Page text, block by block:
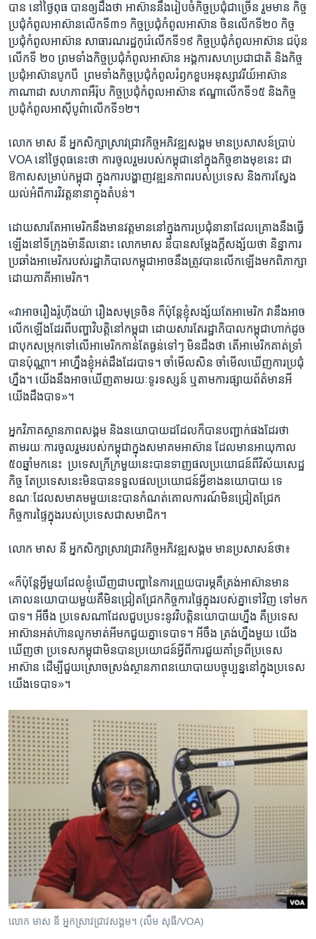
បាន ​នៅថ្ងៃ​ពុធ​ បាន​ឲ្យដឹង​ថា​ អាស៊ាន​នឹង​រៀបចំ​កិច្ច​ប្រជុំ​ជាច្រើន​ រួម​មាន​ កិច្ច
ប្រជុំ​កំពូល​អាស៊ាន​លើក​ទី​៣១ ​កិច្ច​ប្រជុំ​កំពូល​អាស៊ាន ចិន​លើក​ទី២០​ កិច្ច
ប្រជុំ​កំពូល​អាស៊ាន សាធារណ​រដ្ឋ​កូរ៉េ​លើក​ទី​១៩​ ​កិច្ចប្រជុំ​កំពូល​អាស៊ាន ជប៉ុន​
លើក​ទី​ ២០​ ព្រម​ទាំង​កិច្ច​ប្រជុំ​កំពូល​អាស៊ាន​ ​អង្គការ​សហ​ប្រជាជាតិ​ និង​កិច្ច
ប្រជុំ​អាស៊ាន​បូក​បី​ ​ ព្រមទាំង​កិច្ចប្រជុំ​កំពូល​រំឭក​ខួប​អនុស្សាវរីយ៍​អាស៊ាន​
កាណាដា​ សហភាព​អឺរ៉ុប​ ​កិច្ចប្រជុំ​កំពូល​អាស៊ាន ឥណ្ឌា​លើក​ទី​១៥ ​និង​កិច្ច​
ប្រជុំ​កំពូល​អាស៊ី​បូព៌ា​លើក​ទី​១២។​
លោក​ មាស​ នី​ អ្នក​សិក្សា​ស្រាវជ្រាវ​កិច្ច​អភិវឌ្ឍ​សង្គម​ មាន​ប្រសាសន៍​ប្រាប់​
VOA ​នៅ​ថ្ងៃ​ពុធ​នេះ​ថា​ ​ការ​ចូលរួម​របស់​កម្ពុជា​នៅ​ក្នុង​កិច្ច​ខាង​មុខ​នេះ​ ជា​
ឱកាស​សម្រាប់​កម្ពុជា​ ​ក្នុង​ការ​បង្ហាញ​វឌ្ឍនភាព​របស់​ប្រទេស​ ​និង​ការ​ស្វែង​
យល់​អំពី​ការ​វិវត្ត​នានា​ក្នុង​តំបន់។​
ដោយសារ​តែ​អាមេរិក​នឹង​មាន​វត្តមាន​នៅ​ក្នុង​ការ​ប្រជុំនានា​ដែល​គ្រោង​នឹង​ធ្វើ​
ឡើង​នៅ​ទីក្រុង​ម៉ានីល​នោះ​ ​លោក​មាស នី​បាន​សម្តែងក្តី​សង្ស័យ​ថា​ ​និន្នាការ​
ប្រឆាំង​អាមេរិក​របស់​រដ្ឋាភិបាល​កម្ពុជា​អាច​នឹង​ត្រូវបាន​លើក​ឡើង​មក​ពិភាក្សា​
ដោយ​ភាគី​អាមេរិក។​
«វា​អាច​រឿង​រ៉ូហ៊ីងយ៉ា​ រឿង​សមុទ្រ​ចិន​ ក៏​ប៉ុន្តែ​ខ្ញុំ​សង្ស័យ​តែ​អាមេរិក ​វា​នឹង​អាច​
លើក​ឡើង​ដែរ​ពី​បញ្ហា​វិបត្តិ​នៅ​កម្ពុជា​ ដោយ​សារតែ​រដ្ឋាភិបាល​កម្ពុជា​ហាក់ដូច​
ជា​បុក​សម្រុក​ទៅលើ​អាមេរិក​កាន់​តែ​ធ្ងន់ទៅៗ​ មិន​ដឹង​ថា​ ​តើ​អាមេរិក​គាត់​ទ្រាំ​
បាន​ប៉ុណ្ណា។​ អាហ្នឹង​ខ្ញុំ​អត់​ដឹង​ដែរ​បាទ។ ​ចាំមើល​សិន​ ចាំ​មើល​ឃើញ​ការ​ប្រជុំ​
ហ្នឹង។ យើង​នឹង​អាច​ឃើញ​តាម​រយៈ​ទូរទស្សន៍​ ឬ​តាម​ការ​ផ្សាយ​ព័ត៌មាន​អី​
យើង​ដឹង​បាទ»។​
អ្នក​វិភាគ​ស្ថាន​ភាព​សង្គម​ និង​នយោបាយ​ដដែល​ក៏​បាន​បញ្ជាក់​ផង​ដែរ​ថា​
តាមរយៈ​ការ​ចូលរួម​របស់​កម្ពុជា​ក្នុង​សមាគម​អាស៊ាន​ ដែល​មាន​អាយុកាល​
៥០​ឆ្នាំ​មក​នេះ​ ​ ប្រទេស​ក្រីក្រ​មួយ​នេះ​បាន​ទាញ​ផល​ប្រយោជន៍​ពី​វិស័យ​សេដ្ឋ​
កិច្ច​ ​តែ​ប្រទេស​នេះ​មិន​បាន​ទទួល​ផល​ប្រយោជន៍​អ្វី​ខាង​នយោបាយ ទេ​ ​
ខណៈ​ដែល​សមាគម​មួយ​នេះ​បាន​កំណត់​គោល​ការណ៍​មិន​ជ្រៀត​ជ្រែក​
កិច្ចការ​ផ្ទៃ​ក្នុង​របស់​ប្រទេស​ជា​សមាជិក។​
លោក​ មាស​ នី​ អ្នក​សិក្សា​ស្រាវជ្រាវ​កិច្ច​អភិវឌ្ឍសង្គម​ មាន​ប្រសាសន៍​ថា៖
«ក៏​ប៉ុន្តែ​អ្វី​មួយ​ដែល​ខ្ញុំ​ឃើញ​ជា​បញ្ហា​នៃការ​ព្រួយ​បារម្ភ​គឺ​ត្រង់​អាស៊ាន​មាន​
គោល​នយោបាយ​មួយ​គឺ​មិន​ជ្រៀត​ជ្រែក​កិច្ច​ការ​ផ្ទៃ​ក្នុង​របស់​គ្នា​ទៅវិញ​ ទៅ​មក​
បាទ។ ​អីចឹង​ ប្រទេស​ណា​ដែល​ជួប​ប្រទះ​នូវ​វិបត្តិ​នយោបាយ​ហ្នឹង​ គឺ​ប្រទេស​
អាស៊ាន​អត់​ហ៊ាន​លូកមាត់​អីមក​ជួយ​គ្នា​ទេ​បាទ។​ អីចឹង​ ត្រង់​ហ្នឹង​មួយ​ ​យើង​
ឃើញ​ថា ​ប្រទេស​កម្ពុជា​មិន​បាន​ប្រយោជន៍​អី្វ​ពីការ​ជួយ​គាំទ្រ​ពី​ប្រទេស​
អាស៊ាន​ ដើម្បី​ជួយ​ស្រោច​ស្រង់​ស្ថានភាព​នយោបាយ​បច្ចុប្បន្ន​នៅ​ក្នុង​ប្រទេស​
យើង​ទេ​បាទ»។​
លោក មាស នី អ្នកស្រាវជ្រាវសង្គម។ (លឹម សុធី/VOA)